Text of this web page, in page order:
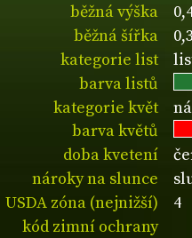
běžná výška
běžná šířka
kategorie list
barva listů
kategorie květ
barva květů
doba kvetení
nároky na slunce
USDA zóna (nejnižší)
4
kód zimní ochrany